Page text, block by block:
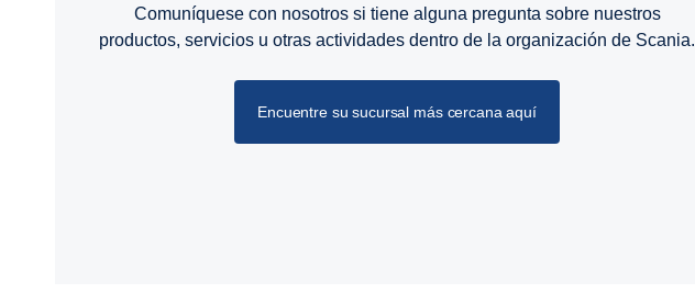
Comuníquese con nosotros si tiene alguna pregunta sobre nuestros
productos, servicios u otras actividades dentro de la organización de Scania.
Encuentre su sucursal más cercana aquí